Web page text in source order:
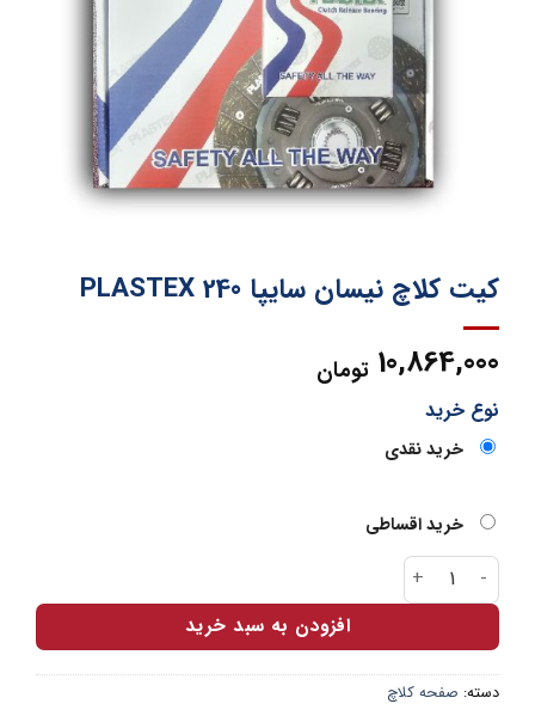
کیت کلاچ نیسان سایپا 240 PLASTEX
10,864,000 تومان
نوع خرید
خرید نقدی
خرید اقساطی
کیت کلاچ نیسان سایپا 240 PLASTEX عدد
افزودن به سبد خرید
دسته:صفحه کلاچ